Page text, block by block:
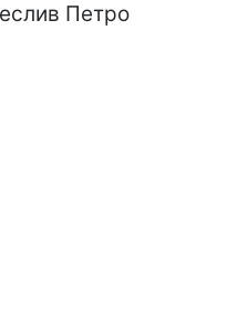
Петро